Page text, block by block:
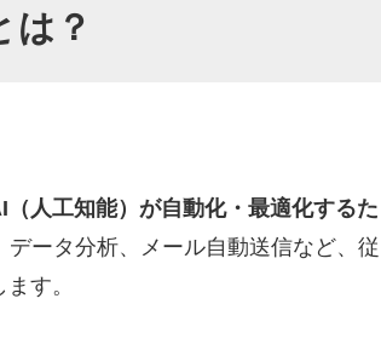
は？
人工知能）が自動化・最適化するた
ータ分析、メール自動送信など、従
す。